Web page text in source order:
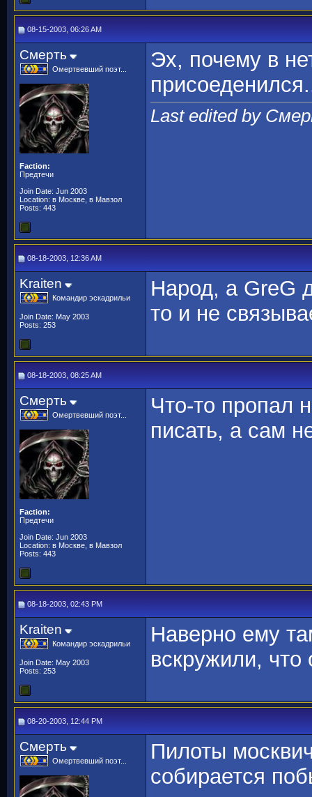
08-15-2003, 06:26 AM
Смерть
Омертвевший поэт...
Faction:
Предтечи
Join Date: Jun 2003
Location: в Москве, в Мавзол
Posts: 443
Эх, почему в
Last edited by
08-18-2003, 12:36 AM
Kraiten
Командир эскадрильи
Join Date: May 2003
Posts: 253
Народ, а GreG
то и не
08-18-2003, 08:25 AM
Смерть
Омертвевший поэт...
Faction:
Предтечи
Join Date: Jun 2003
Location: в Москве, в Мавзол
Posts: 443
Что-то пропал
писать, а сам
08-18-2003, 02:43 PM
Kraiten
Командир эскадрильи
Join Date: May 2003
Posts: 253
Наверно ему
вскружили,
08-20-2003, 12:44 PM
Смерть
Омертвевший поэт...
Пилоты
собирается